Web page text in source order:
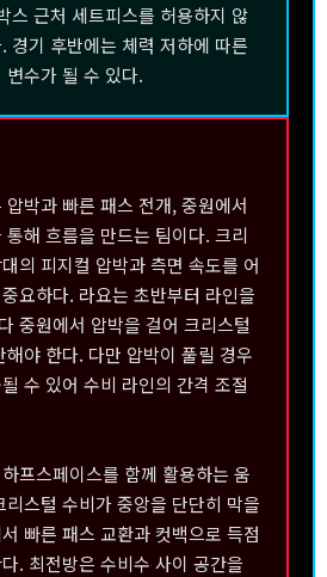
스 근처 세트피스를 허용하지 않
경기 후반에는 체력 저하에 따른
변수가 될 수 있다.
박과 빠른 패스 전개, 중원에서
해 흐름을 만드는 팀이다. 크리
의 피지컬 압박과 측면 속도를 어
요하다. 라요는 초반부터 라인을
중원에서 압박을 걸어 크리스털
해야 한다. 다만 압박이 풀릴 경우
수 있어 수비 라인의 간격 조절
프스페이스를 함께 활용하는 움
스털 수비가 중앙을 단단히 막을
빠른 패스 교환과 컷백으로 득점
. 최전방은 수비수 사이 공간을